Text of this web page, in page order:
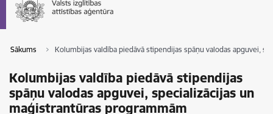
Sākums Kolumbijas valdība piedāvā stipendijas spāņu valodas apguvei,
Kolumbijas valdība piedāvā stipendijas
spāņu valodas apguvei, specializācijas un
maģistrantūras programmām